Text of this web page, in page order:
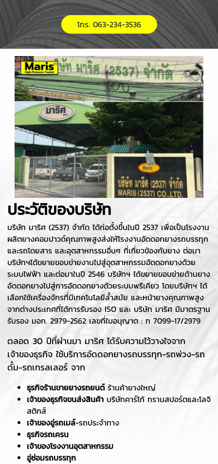
โทร. 063-234-3536
ประวัติของบริษัท
บริษัท มาริศ (2537) จำกัด ได้ก่อตั้งขึ้นในปี 2537 เพื่อเป็นโรงงาน
ผลิตยางคอมปาวด์คุณภาพสูงส่งให้โรงงานอัดดอกยางรถบรรทุก
และรถโดยสาร และอุตสาหกรรมอื่นๆ ที่เกี่ยวข้องกับยาง ต่อมา
บริษัทฯได้ขยายขอบข่ายงานไปสู่อุตสาหกรรมอัดดอกยางด้วย
ระบบไฟฟ้า และต่อมาในปี 2546 บริษัทฯ ได้ขยายขอบข่ายด้านยาง
อัดดอกยางไปสู่การอัดดอกยางด้วยระบบพรีเคียว โดยบริษัทฯ ได้
เลือกใช้เครื่องจักรที่มีเทคโนโลยีล้ำสมัย และหน้ายางคุณภาพสูง
จากต่างประเทศที่ได้การรับรอง ISO และ บริษัท มาริศ มีมาตรฐาน
รับรอง มอก. 2979-2562 เลขที่ใบอนุญาต : ท 7099-17/2979
ตลอด 30 ปีที่ผ่านมา มาริศ ได้รับความไว้วางใจจาก
เจ้าของธุรกิจ ใช้บริการอัดดอกยางรถบรรทุก-รถพ่วง-รถ
ดั้ม-รถเทรลเลอร์ จาก
ธุรกิจร้านขายยางรถยนต์ร้านค้ายางใหญ่
เจ้าของธุรกิจขนส่งสินค้า บริษัทคาร์โก้ ทรานสปอร์ตและโลจิ
สติกส์
เจ้าของอู่รถเมล์-รถประจำทาง
ธุรกิจรถเครน
เจ้าของโรงงานอุตสาหกรรม
อู่ซ่อมรถบรรทุก